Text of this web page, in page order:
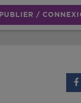
PUBLIER /